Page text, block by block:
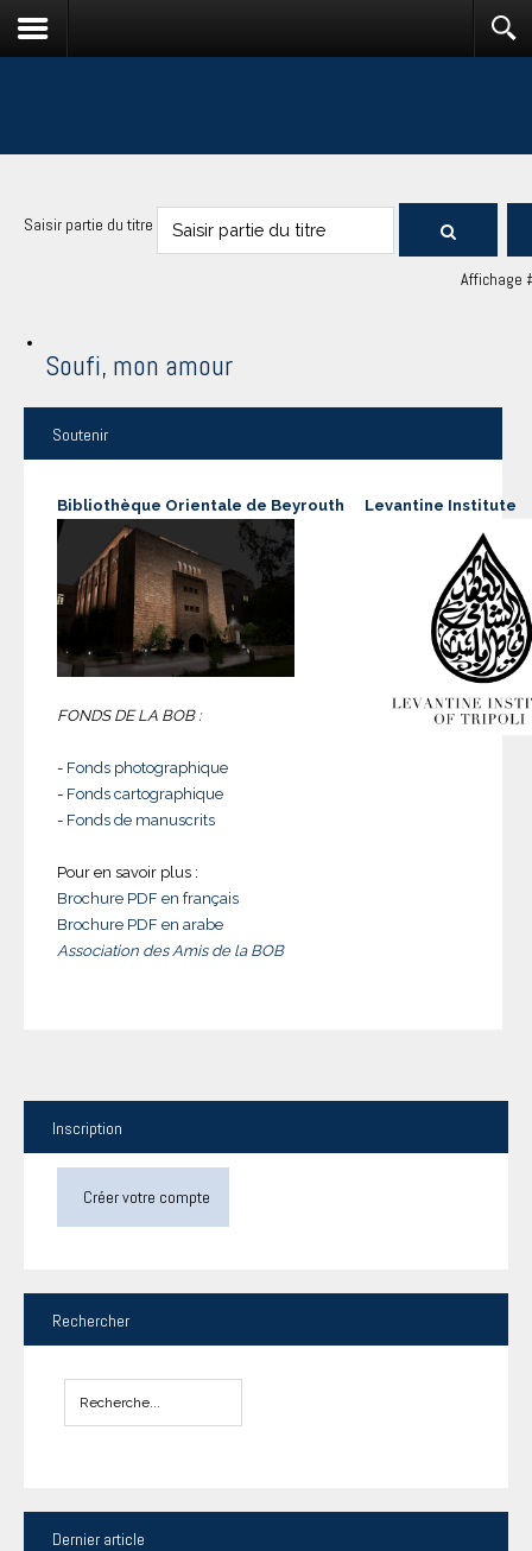
Saisir partie du titre
Affichage
Soufi, mon amour
Soutenir
Bibliothèque Orientale de Beyrouth
FONDS DE LA BOB :
- Fonds photographique
- Fonds cartographique
- Fonds de manuscrits
Pour en savoir plus :
Brochure PDF en français
Brochure PDF en arabe
Association des Amis de la BOB
Levantine Institute
Inscription
Créer votre compte
Rechercher
Dernier article